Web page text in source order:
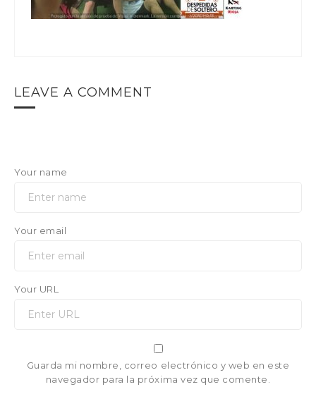
LEAVE A COMMENT
Your name
Your email
Your URL
Guarda mi nombre, correo electrónico y web en este
navegador para la próxima vez que comente.